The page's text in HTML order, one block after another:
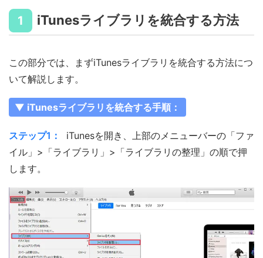
1 iTunesライブラリを統合する方法
この部分では、まずiTunesライブラリを統合する方法につ
いて解説します。
▼ iTunesライブラリを統合する手順：
ステップ1：
iTunesを開き、上部のメニューバーの「ファ
イル」>「ライブラリ」>「ライブラリの整理」の順で押
します。